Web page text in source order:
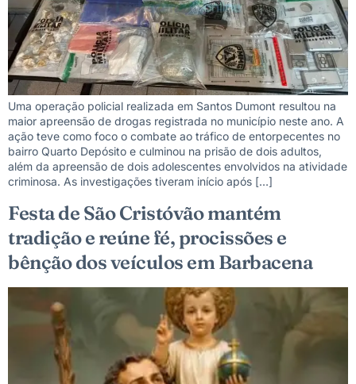
Uma operação policial realizada em Santos Dumont resultou na
maior apreensão de drogas registrada no município neste ano. A
ação teve como foco o combate ao tráfico de entorpecentes no
bairro Quarto Depósito e culminou na prisão de dois adultos,
além da apreensão de dois adolescentes envolvidos na atividade
criminosa. As investigações tiveram início após […]
Festa de São Cristóvão mantém
tradição e reúne fé, procissões e
bênção dos veículos em Barbacena